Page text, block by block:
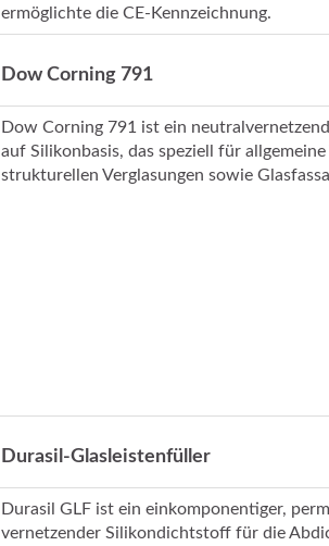
ermöglichte die CE-Kennzeichnung.
Dow Corning 791
Dow Corning 791 ist ein
auf Silikonbasis, das speziell für
strukturellen Verglasungen sowie
Durasil-Glasleistenfüller
Durasil GLF ist ein einkomponentiger,
vernetzender Silikondichtstoff für die